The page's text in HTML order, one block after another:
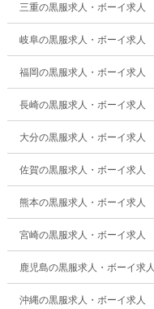
三重の黒服求人・ボーイ求人
岐阜の黒服求人・ボーイ求人
福岡の黒服求人・ボーイ求人
長崎の黒服求人・ボーイ求人
大分の黒服求人・ボーイ求人
佐賀の黒服求人・ボーイ求人
熊本の黒服求人・ボーイ求人
宮崎の黒服求人・ボーイ求人
鹿児島の黒服求人・ボーイ求人
沖縄の黒服求人・ボーイ求人